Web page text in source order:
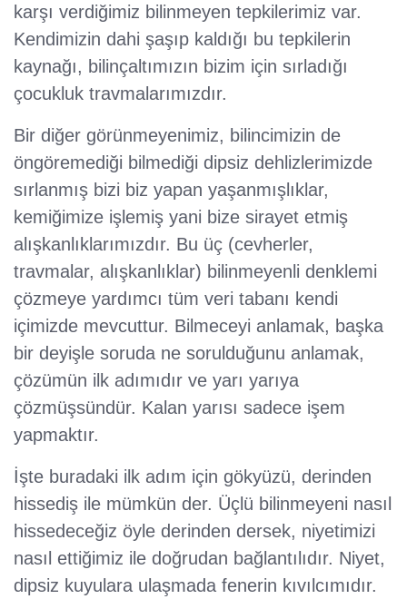
karşı verdiğimiz bilinmeyen tepkilerimiz var.
Kendimizin dahi şaşıp kaldığı bu tepkilerin
kaynağı, bilinçaltımızın bizim için sırladığı
çocukluk travmalarımızdır.
Bir diğer görünmeyenimiz, bilincimizin de
öngöremediği bilmediği dipsiz dehlizlerimizde
sırlanmış bizi biz yapan yaşanmışlıklar,
kemiğimize işlemiş yani bize sirayet etmiş
alışkanlıklarımızdır. Bu üç (cevherler,
travmalar, alışkanlıklar) bilinmeyenli denklemi
çözmeye yardımcı tüm veri tabanı kendi
içimizde mevcuttur. Bilmeceyi anlamak, başka
bir deyişle soruda ne sorulduğunu anlamak,
çözümün ilk adımıdır ve yarı yarıya
çözmüşsündür. Kalan yarısı sadece işem
yapmaktır.
İşte buradaki ilk adım için gökyüzü, derinden
hissediş ile mümkün der. Üçlü bilinmeyeni nasıl
hissedeceğiz öyle derinden dersek, niyetimizi
nasıl ettiğimiz ile doğrudan bağlantılıdır. Niyet,
dipsiz kuyulara ulaşmada fenerin kıvılcımıdır.